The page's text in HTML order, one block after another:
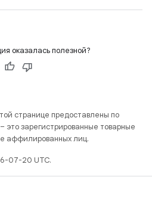
оказалась полезной?
странице предоставлены по
это зарегистрированные товарные
аффилированных лиц.
07-20 UTC.